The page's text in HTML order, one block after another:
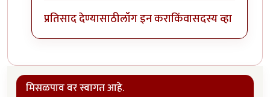
प्रतिसाद देण्यासाठीलॉग इन कराकिंवासदस्य व्हा
मिसळपाव वर स्वागत आहे.